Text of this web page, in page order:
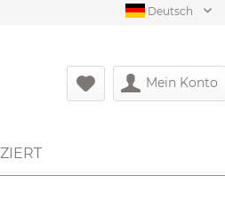
Deutsch
Mein Konto